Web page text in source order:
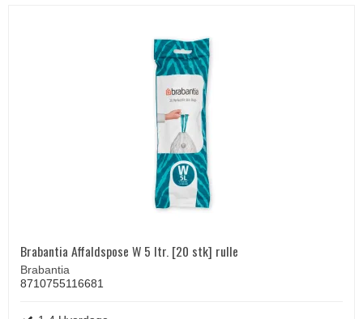
Brabantia Affaldspose W 5 ltr. [20 stk] rulle
Brabantia
8710755116681